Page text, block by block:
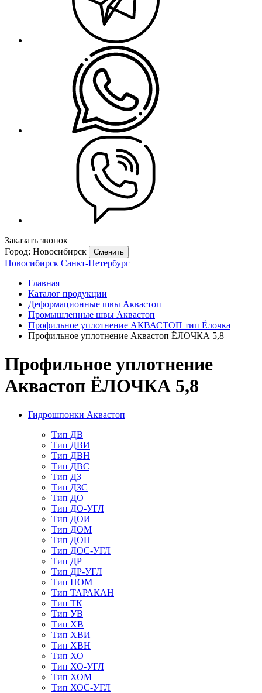
Заказать звонок
Город: Новосибирск
Сменить
Новосибирск Санкт-Петербург
Главная
Каталог продукции
Деформационные швы Аквастоп
Промышленные швы Аквастоп
Профильное уплотнение АКВАСТОП тип Ёлочка
Профильное уплотнение Аквастоп ЁЛОЧКА 5,8
Профильное уплотнение
Аквастоп ЁЛОЧКА 5,8
Гидрошпонки Аквастоп
Тип ДВ
Тип ДВИ
Тип ДВН
Тип ДВС
Тип ДЗ
Тип ДЗС
Тип ДО
Тип ДО-УГЛ
Тип ДОИ
Тип ДОМ
Тип ДОН
Тип ДОС-УГЛ
Тип ДР
Тип ДР-УГЛ
Тип НОМ
Тип ТАРАКАН
Тип ТК
Тип УВ
Тип ХВ
Тип ХВИ
Тип ХВН
Тип ХО
Тип ХО-УГЛ
Тип ХОМ
Тип ХОС-УГЛ